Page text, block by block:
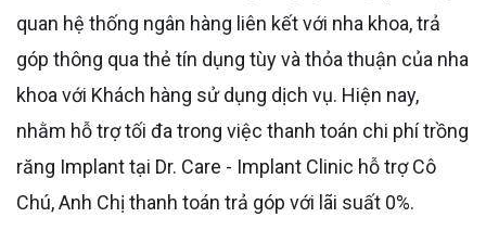
quan hệ thống ngân hàng liên kết với nha khoa, trả
góp thông qua thẻ tín dụng tùy và thỏa thuận của nha
khoa với Khách hàng sử dụng dịch vụ. Hiện nay,
nhằm hỗ trợ tối đa trong việc thanh toán chi phí trồng
răng Implant tại Dr. Care - Implant Clinic hỗ trợ Cô
Chú, Anh Chị thanh toán trả góp với lãi suất 0%.